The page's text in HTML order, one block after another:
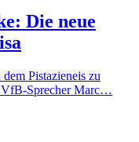
Die neue
Pistazieneis zu
VfB-Sprecher Marc…